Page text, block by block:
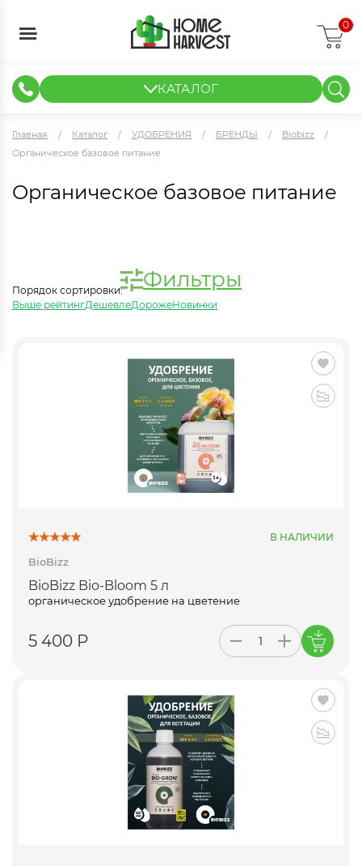
0
КАТАЛОГ
Главная Каталог УДОБРЕНИЯ БРЕНДЫ
Biobizz
Органическое базовое питание
Органическое базовое питание
Фильтры
Порядок сортировки:
Выше рейтингДешевлеДорожеНовинки
В НАЛИЧИИ
BioBizz
BioBizz Bio-Bloom 5 л
органическое удобрение на цветение
5 400 Р